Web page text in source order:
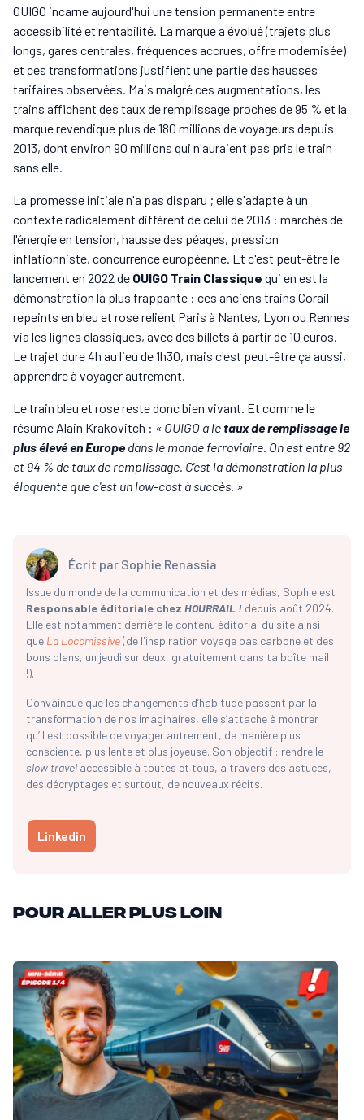
OUIGO incarne aujourd'hui une tension permanente entre
accessibilité et rentabilité. La marque a évolué (trajets plus
longs, gares centrales, fréquences accrues, offre modernisée)
et ces transformations justifient une partie des hausses
tarifaires observées. Mais malgré ces augmentations, les
trains affichent des taux de remplissage proches de 95 % et la
marque revendique plus de 180 millions de voyageurs depuis
2013, dont environ 90 millions qui n'auraient pas pris le train
sans elle.
La promesse initiale n'a pas disparu ; elle s'adapte à un
contexte radicalement différent de celui de 2013 : marchés de
l'énergie en tension, hausse des péages, pression
inflationniste, concurrence européenne. Et c'est peut-être le
lancement en 2022 de OUIGO Train Classique qui en est la
démonstration la plus frappante : ces anciens trains Corail
repeints en bleu et rose relient Paris à Nantes, Lyon ou Rennes
via les lignes classiques, avec des billets à partir de 10 euros.
Le trajet dure 4h au lieu de 1h30, mais c'est peut-être ça aussi,
apprendre à voyager autrement.
Le train bleu et rose reste donc bien vivant. Et comme le
résume Alain Krakovitch : « OUIGO a le taux de remplissage le
plus élevé en Europedans le monde ferroviaire. On est entre 92
et 94 % de taux de remplissage. C'est la démonstration la plus
éloquente que c'est un low-cost à succès. »
Écrit par Sophie Renassia
Issue du monde de la communication et des médias, Sophie est
Responsable éditoriale chez HOURRAIL ! depuis août 2024.
Elle est notamment derrière le contenu éditorial du site ainsi
que La Locomissive(de l'inspiration voyage bas carbone et des
bons plans, un jeudi sur deux, gratuitement dans ta boîte mail
!).
Convaincue que les changements d’habitude passent par la
transformation de nos imaginaires, elle s’attache à montrer
qu’il est possible de voyager autrement, de manière plus
consciente, plus lente et plus joyeuse. Son objectif : rendre le
slow travel accessible à toutes et tous, à travers des astuces,
des décryptages et surtout, de nouveaux récits.
Linkedin
Pour aller plus loin